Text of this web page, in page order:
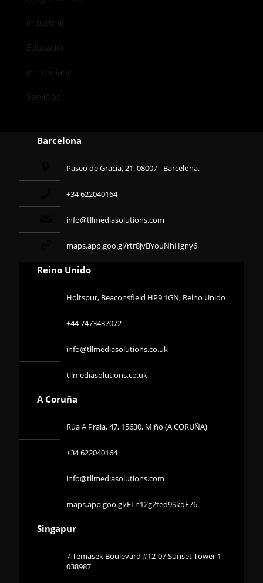
Industrial
Educación
Inmobiliario
Servicios
Barcelona
Paseo de Gracia, 21. 08007 - Barcelona.
+34 622040164
info@tllmediasolutions.com
maps.app.goo.gl/rtr8jvBYouNhHgny6
Reino Unido
Holtspur, Beaconsfield HP9 1GN, Reino Unido
+44 7473437072
info@tllmediasolutions.co.uk
tllmediasolutions.co.uk
A Coruña
Rúa A Praia, 47, 15630, Miño (A CORUÑA)
+34 622040164
info@tllmediasolutions.com
maps.app.goo.gl/ELn12g2ted9SkqE76
Singapur
7 Temasek Boulevard #12-07 Sunset Tower 1-
038987